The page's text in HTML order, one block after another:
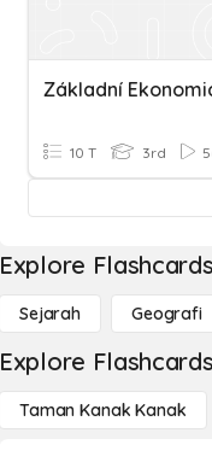
Základní
10 T 3rd
Explore
Sejarah Geografi
Explore
Taman Kanak Kanak